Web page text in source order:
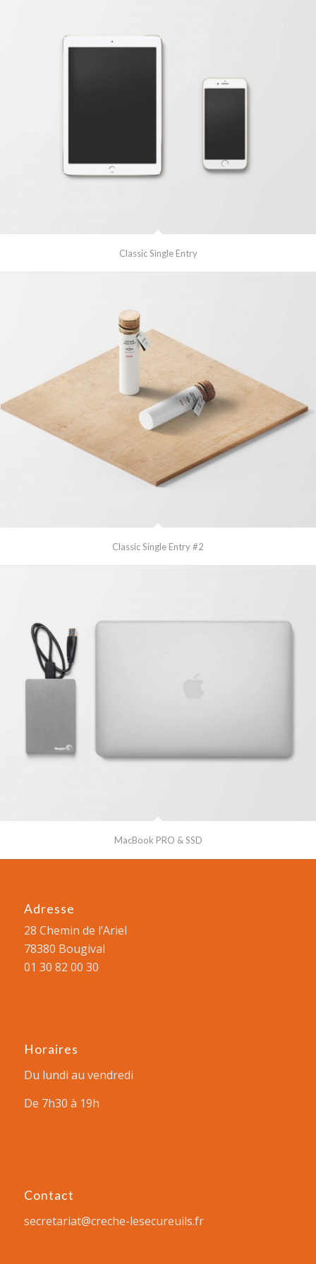
Classic Single Entry
Classic Single Entry #2
MacBook PRO & SSD
Adresse
28 Chemin de l’Ariel
78380 Bougival
01 30 82 00 30
Horaires
Du lundi au vendredi
De 7h30 à 19h
Contact
secretariat@creche-lesecureuils.fr